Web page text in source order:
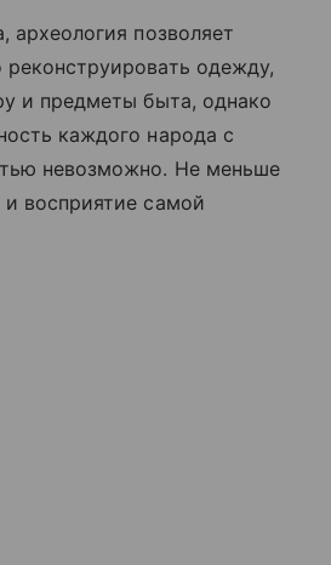
археология позволяет
одежду,
и предметы быта, однако
каждого народа с
невозможно. Не меньше
восприятие самой